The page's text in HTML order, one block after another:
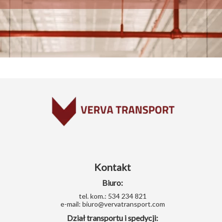
Kontakt
Biuro:
tel. kom.: 534 234 821
e-mail: biuro@vervatransport.com
Dział transportu i spedycji: